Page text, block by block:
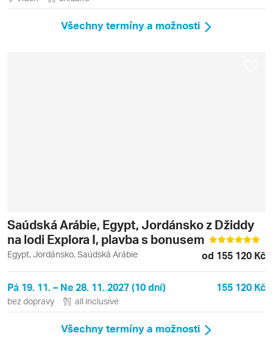
Všechny termíny a možnosti
Saúdská Arábie, Egypt, Jordánsko z Džiddy
na lodi Explora I, plavba s bonusem
Egypt, Jordánsko, Saúdská Arábie od 155 120 Kč
Pá 19. 11. – Ne 28. 11. 2027 (10 dní) 155 120 Kč
bez dopravy all inclusive
Všechny termíny a možnosti